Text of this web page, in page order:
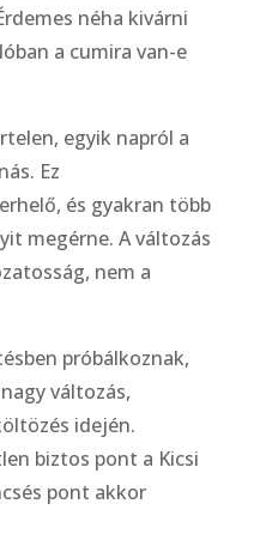
néha kivárni
a cumira van-e
egyik napról a
Ez
és gyakran több
megérne. A változás
nem a
próbálkoznak,
változás,
idején.
biztos pont a Kicsi
pont akkor